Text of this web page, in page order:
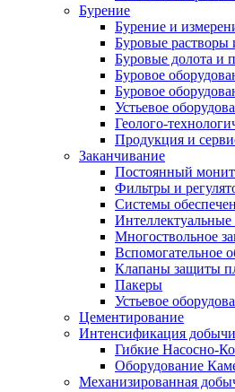
Бурение
Бурение и
Буровые растворы
Буровые долота и
Буровое
Буровое
Устьевое
Геолого-
Продукция и
Заканчивание
Постоянный
Фильтры и
Cистемы
Многоствольное
Вспомогательное
Клапаны защиты
Пакеры
Устьевое
Цементирование
Интенсификация добычи
Гибкие Насосно-
Оборудование
Механизированная